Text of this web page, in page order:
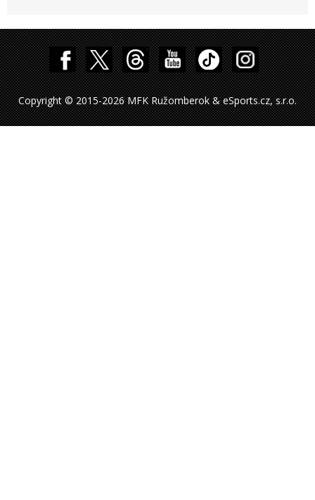
Copyright © 2015-2026 MFK Ružomberok & eSports.cz, s.r.o.